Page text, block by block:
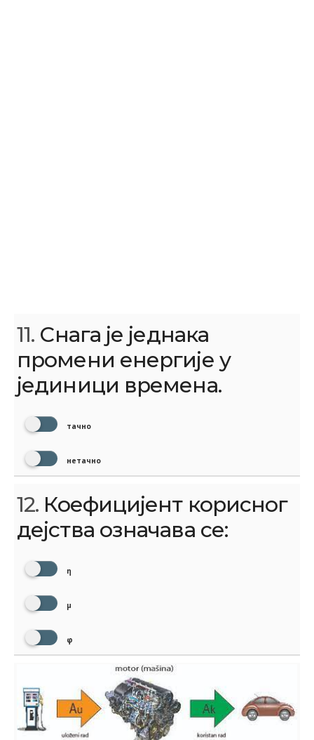
11. Снага је једнака
промени енергије у
јединици времена.
тачно
нетачно
12. Коефицијент корисног
дејства означава се:
η
μ
φ